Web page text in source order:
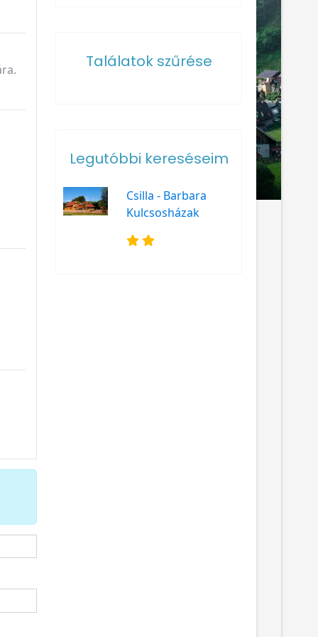
Találatok szűrése
Legutóbbi kereséseim
Csilla - Barbara
Kulcsosházak